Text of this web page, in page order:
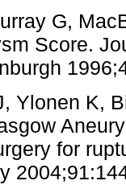
G,
Score.
Ylonen K,
for